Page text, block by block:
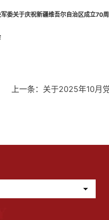
委关于庆祝新疆维吾尔自治区成立70
上一条： 关于2025年10月